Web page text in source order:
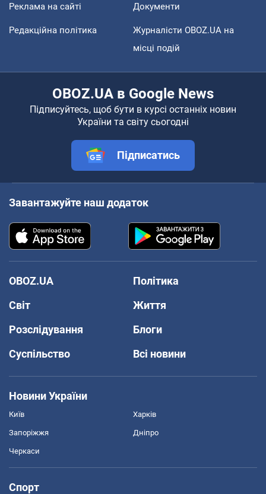
Реклама на сайті Документи
Редакційна політика
Журналісти OBOZ.UA на
місці подій
OBOZ.UA в Google News
Підписуйтесь, щоб бути в курсі останніх новин
України та світу сьогодні
Підписатись
Завантажуйте наш додаток
OBOZ.UA
Політика
Світ
Життя
Розслідування
Блоги
Суспільство
Всі новини
Новини України
Київ Харків
Запоріжжя Дніпро
Черкаси
Спорт